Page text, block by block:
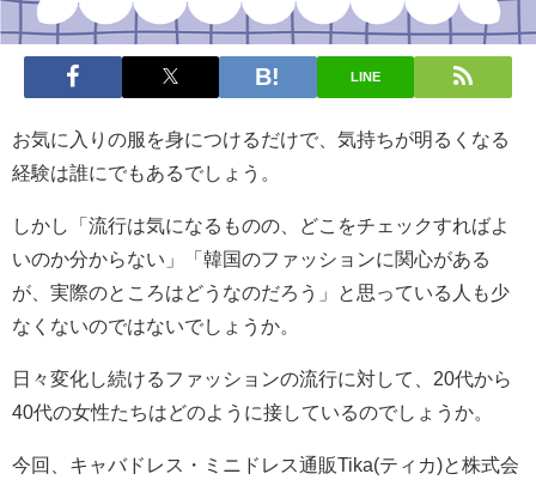
LINE
お気に入りの服を身につけるだけで、気持ちが明るくなる
経験は誰にでもあるでしょう。
しかし「流行は気になるものの、どこをチェックすればよ
いのか分からない」「韓国のファッションに関心がある
が、実際のところはどうなのだろう」と思っている人も少
なくないのではないでしょうか。
日々変化し続けるファッションの流行に対して、20代から
40代の女性たちはどのように接しているのでしょうか。
今回、キャバドレス・ミニドレス通販Tika(ティカ)と株式会